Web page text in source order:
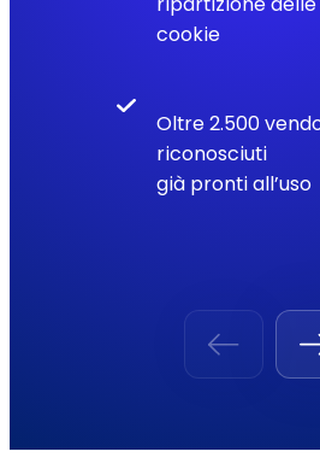
cookie
Oltre 2.500
riconosciuti
già pronti all’uso